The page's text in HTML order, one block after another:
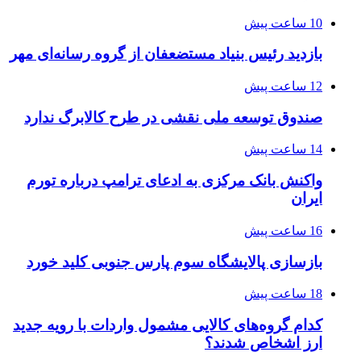
10 ساعت پیش
بازدید رئیس بنیاد مستضعفان از گروه رسانه‌ای مهر
12 ساعت پیش
صندوق توسعه ملی نقشی در طرح کالابرگ ندارد
14 ساعت پیش
واکنش بانک مرکزی به ادعای ترامپ درباره تورم
ایران
16 ساعت پیش
بازسازی پالایشگاه سوم پارس جنوبی کلید خورد
18 ساعت پیش
کدام گروه‌های کالایی مشمول واردات با رویه جدید
ارز اشخاص شدند؟